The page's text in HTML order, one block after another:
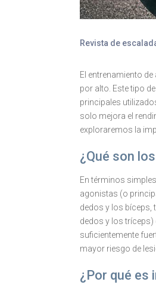
Revista de
El entrenamiento
por alto. Este tipo
principales
solo mejora el
exploraremos la
¿Qué son
En términos
agonistas (o
dedos y los bíceps,
dedos y los
suficientemente
mayor riesgo de
¿Por qué es